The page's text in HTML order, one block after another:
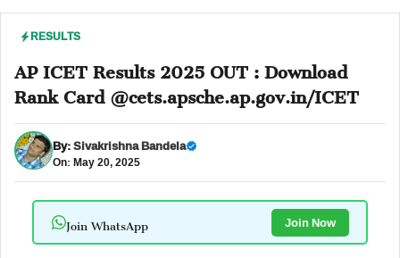
RESULTS
AP ICET Results 2025 OUT : Download
Rank Card @cets.apsche.ap.gov.in/ICET
By:Sivakrishna Bandela
On: May 20, 2025
Join WhatsApp Join Now